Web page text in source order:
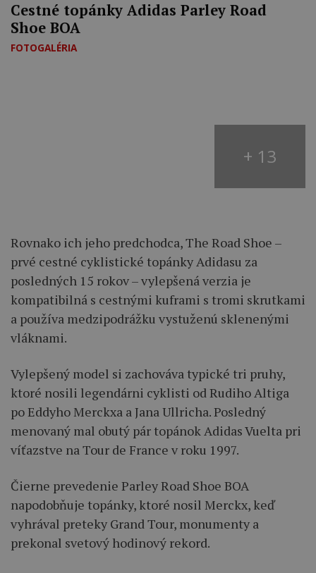
Cestné topánky Adidas Parley Road
Shoe BOA
FOTOGALÉRIA
+ 13
Rovnako ich jeho predchodca, The Road Shoe –
prvé cestné cyklistické topánky Adidasu za
posledných 15 rokov – vylepšená verzia je
kompatibilná s cestnými kuframi s tromi skrutkami
a používa medzipodrážku vystuženú sklenenými
vláknami.
Vylepšený model si zachováva typické tri pruhy,
ktoré nosili legendárni cyklisti od Rudiho Altiga
po Eddyho Merckxa a Jana Ullricha. Posledný
menovaný mal obutý pár topánok Adidas Vuelta pri
víťazstve na Tour de France v roku 1997.
Čierne prevedenie Parley Road Shoe BOA
napodobňuje topánky, ktoré nosil Merckx, keď
vyhrával preteky Grand Tour, monumenty a
prekonal svetový hodinový rekord.